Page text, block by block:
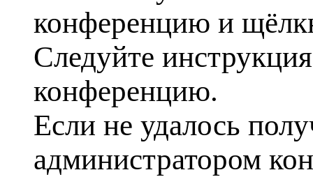
конференцию и
Следуйте
конференцию.
Если не удалось
администратором